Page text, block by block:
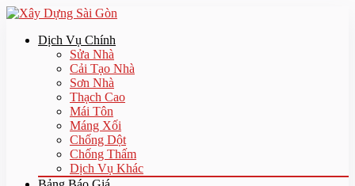
Dịch Vụ Chính
Sửa Nhà
Cải Tạo Nhà
Sơn Nhà
Thạch Cao
Mái Tôn
Máng Xối
Chống Dột
Chống Thấm
Dịch Vụ Khác